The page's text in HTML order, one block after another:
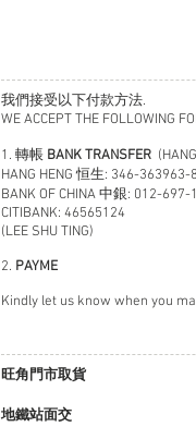
我們接受以下付款方法.
WE ACCEPT THE FOLLOWING
1. 轉帳 BANK TRANSFER
HANG HENG 恒生: 346-363963-
BANK OF CHINA 中銀: 012-
CITIBANK: 46565124
(LEE SHU TING)
2. PAYME
Kindly let us know when you
旺角 門市取貨
地鐵站面交